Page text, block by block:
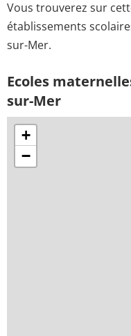
Vous trouverez sur
établissements
sur-Mer.
Ecoles
sur-Mer
+
−